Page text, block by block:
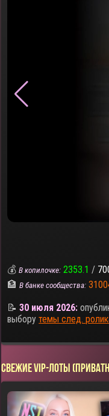
💰В копилочке: 2353.1 /
🏦В банке сообщества:
📝30 июля 2026:
выборутемы след.
СВЕЖИЕ VIP-ЛОТЫ